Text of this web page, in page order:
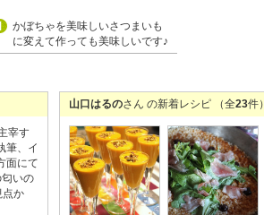
かぼちゃを美味しいさつまいも
に変えて作っても美味しいです♪
宰す
筆、イ
面にて
いの
点か
山口はるのさん の新着レシピ （全23件）